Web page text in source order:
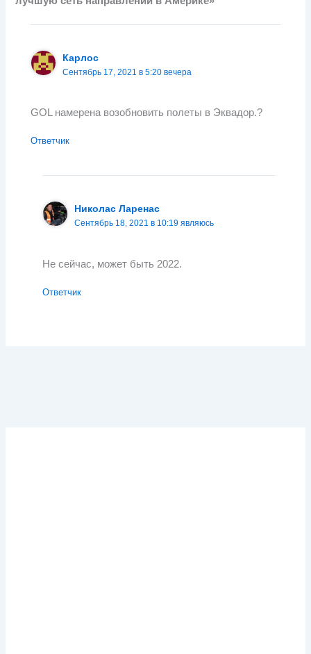
Карлос
Сентябрь 17, 2021 в 5:20 вечера
GOL намерена возобновить полеты в Эквадор.?
Ответчик
Николас Ларенас
Сентябрь 18, 2021 в 10:19 являюсь
Не сейчас, может быть 2022.
Ответчик